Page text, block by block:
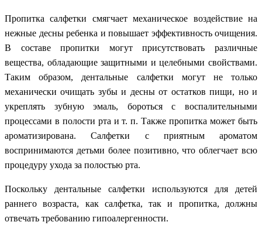
Пропитка салфетки смягчает механическое воздействие на
нежные десны ребенка и повышает эффективность очищения.
В составе пропитки могут присутствовать различные
вещества, обладающие защитными и целебными свойствами.
Таким образом, дентальные салфетки могут не только
механически очищать зубы и десны от остатков пищи, но и
укреплять зубную эмаль, бороться с воспалительными
процессами в полости рта и т. п. Также пропитка может быть
ароматизирована. Салфетки с приятным ароматом
воспринимаются детьми более позитивно, что облегчает всю
процедуру ухода за полостью рта.
Поскольку дентальные салфетки используются для детей
раннего возраста, как салфетка, так и пропитка, должны
отвечать требованию гипоалергенности.